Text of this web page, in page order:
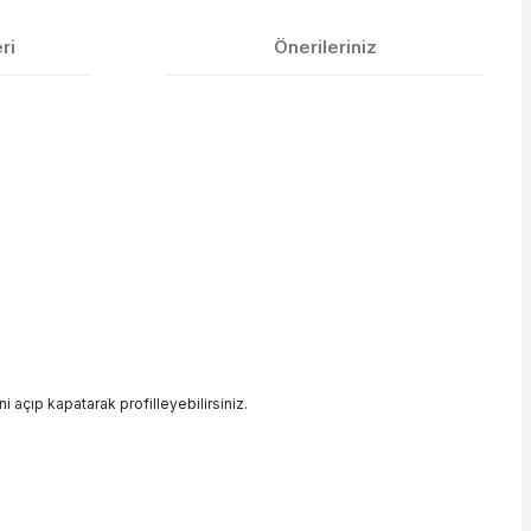
Önerileriniz
açıp kapatarak profilleyebilirsiniz.